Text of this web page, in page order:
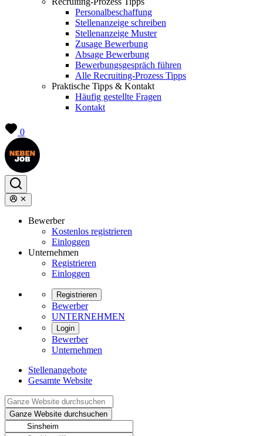
Personalbeschaffung
Stellenanzeige schreiben
Stellenanzeige Muster
Zusage Bewerbung
Absage Bewerbung
Bewerbungsgespräch führen
Alle Recruiting-Prozess Tipps
Praktische Tipps & Kontakt
Häufig gestellte Fragen
Kontakt
0
Bewerber
Kostenlos registrieren
Einloggen
Unternehmen
Registrieren
Einloggen
Registrieren
Bewerber
UNTERNEHMEN
Login
Bewerber
Unternehmen
Stellenangebote
Gesamte Website